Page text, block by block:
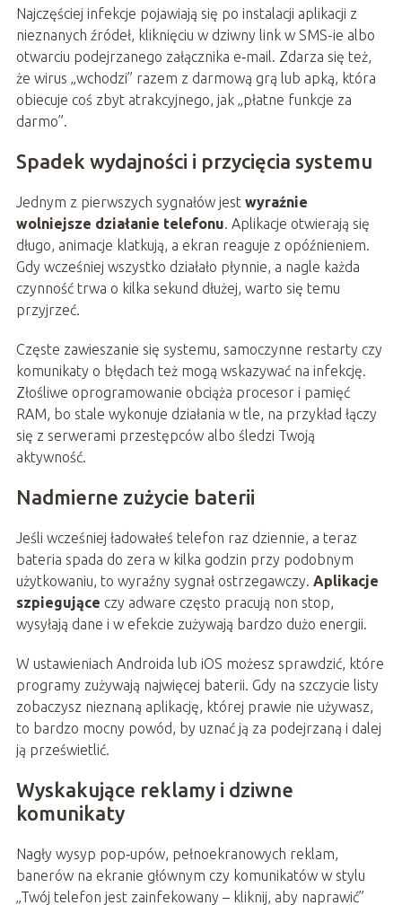
Najczęściej infekcje pojawiają się po instalacji aplikacji z
nieznanych źródeł, kliknięciu w dziwny link w SMS-ie albo
otwarciu podejrzanego załącznika e‑mail. Zdarza się też,
że wirus „wchodzi” razem z darmową grą lub apką, która
obiecuje coś zbyt atrakcyjnego, jak „płatne funkcje za
darmo”.
Spadek wydajności i przycięcia systemu
Jednym z pierwszych sygnałów jest wyraźnie
wolniejsze działanie telefonu. Aplikacje otwierają się
długo, animacje klatkują, a ekran reaguje z opóźnieniem.
Gdy wcześniej wszystko działało płynnie, a nagle każda
czynność trwa o kilka sekund dłużej, warto się temu
przyjrzeć.
Częste zawieszanie się systemu, samoczynne restarty czy
komunikaty o błędach też mogą wskazywać na infekcję.
Złośliwe oprogramowanie obciąża procesor i pamięć
RAM, bo stale wykonuje działania w tle, na przykład łączy
się z serwerami przestępców albo śledzi Twoją
aktywność.
Nadmierne zużycie baterii
Jeśli wcześniej ładowałeś telefon raz dziennie, a teraz
bateria spada do zera w kilka godzin przy podobnym
użytkowaniu, to wyraźny sygnał ostrzegawczy. Aplikacje
szpiegujące czy adware często pracują non stop,
wysyłają dane i w efekcie zużywają bardzo dużo energii.
W ustawieniach Androida lub iOS możesz sprawdzić, które
programy zużywają najwięcej baterii. Gdy na szczycie listy
zobaczysz nieznaną aplikację, której prawie nie używasz,
to bardzo mocny powód, by uznać ją za podejrzaną i dalej
ją prześwietlić.
Wyskakujące reklamy i dziwne
komunikaty
Nagły wysyp pop‑upów, pełnoekranowych reklam,
banerów na ekranie głównym czy komunikatów w stylu
„Twój telefon jest zainfekowany – kliknij, aby naprawić”